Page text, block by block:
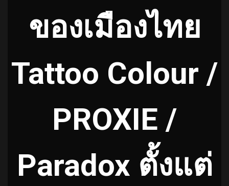
ของเมืองไทย
Tattoo Colour /
PROXIE /
Paradox ตั้งแต่